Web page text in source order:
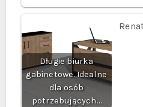
Długie biurka
gabinetowe. Idealne
dla osób
potrzebujących…